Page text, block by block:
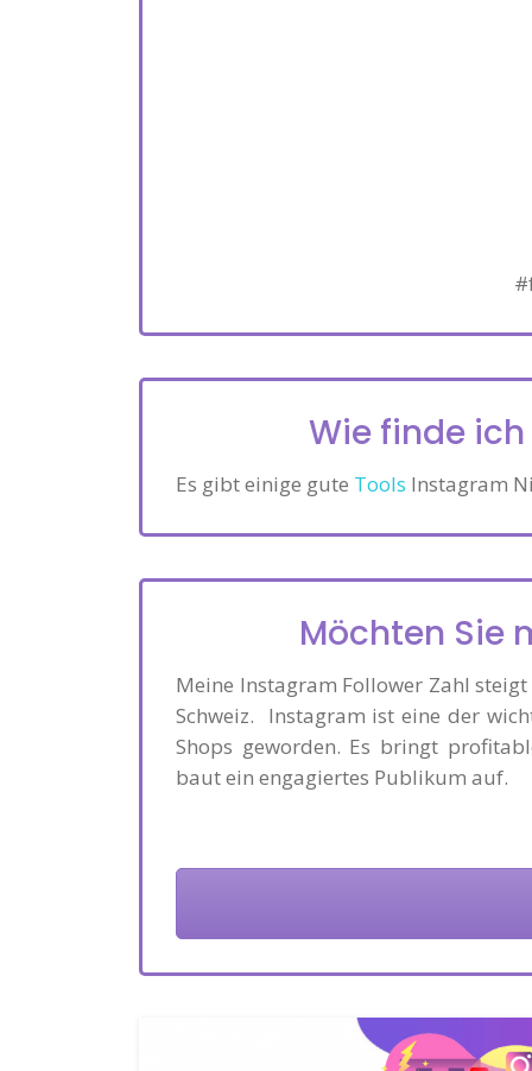
Wie finde
Es gibt einige gute Tools Instagram
Möchten Sie
Meine Instagram Follower Zahl
Schweiz. Instagram ist eine der
Shops geworden. Es bringt
baut ein engagiertes Publikum auf.